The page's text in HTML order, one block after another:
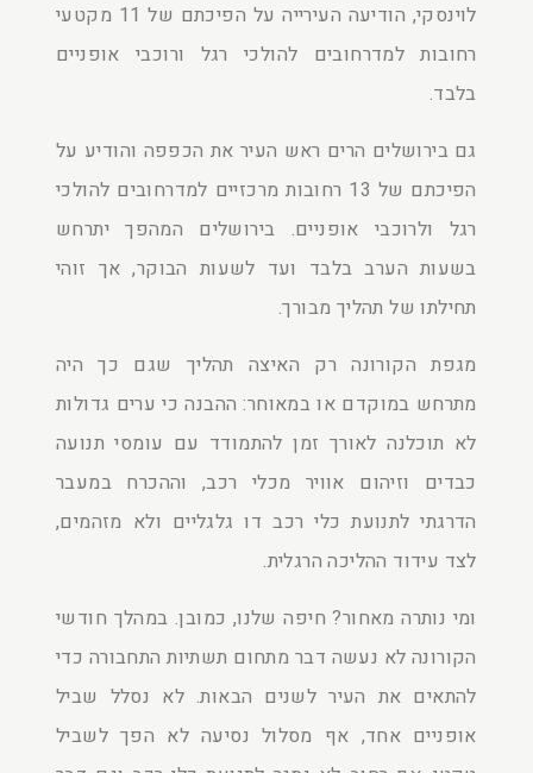
לוינסקי, הודיעה העירייה על הפיכתם של 11 מקטעי
רחובות למדרחובים להולכי רגל ורוכבי אופניים
בלבד.
גם בירושלים הרים ראש העיר את הכפפה והודיע על
הפיכתם של 13 רחובות מרכזיים למדרחובים להולכי
רגל ולרוכבי אופניים. בירושלים המהפך יתרחש
בשעות הערב בלבד ועד לשעות הבוקר, אך זוהי
תחילתו של תהליך מבורך.
מגפת הקורונה רק האיצה תהליך שגם כך היה
מתרחש במוקדם או במאוחר: ההבנה כי ערים גדולות
לא תוכלנה לאורך זמן להתמודד עם עומסי תנועה
כבדים וזיהום אוויר מכלי רכב, וההכרח במעבר
הדרגתי לתנועת כלי רכב דו גלגליים ולא מזהמים,
לצד עידוד ההליכה הרגלית.
ומי נותרה מאחור? חיפה שלנו, כמובן. במהלך חודשי
הקורונה לא נעשה דבר מתחום תשתיות התחבורה כדי
להתאים את העיר לשנים הבאות. לא נסלל שביל
אופניים אחד, אף מסלול נסיעה לא הפך לשביל